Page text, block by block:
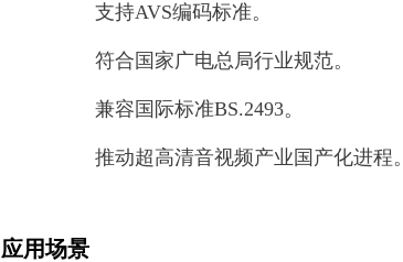
支持AVS编码标准。
符合国家广电总局行业规范。
兼容国际标准BS.2493。
推动超高清音视频产业国产化进程。
应用场景